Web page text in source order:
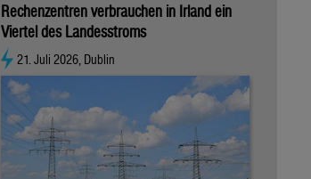
Rechenzentren verbrauchen in Irland ein
Viertel des Landesstroms
21. Juli 2026, Dublin